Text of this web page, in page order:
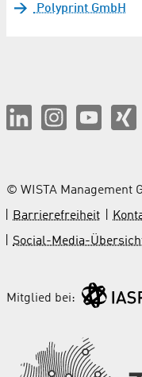
Polyprint GmbH
© WISTA Management
Barrierefreiheit
Social-Media-
Mitglied bei: